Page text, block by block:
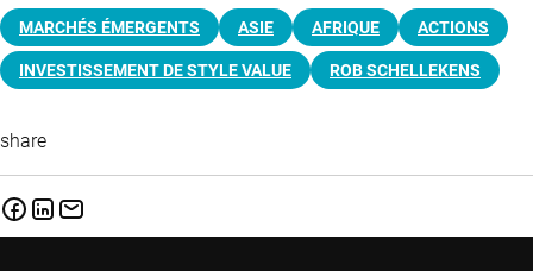
MARCHÉS ÉMERGENTS ASIE AFRIQUE ACTIONS
INVESTISSEMENT DE STYLE VALUE ROB SCHELLEKENS
share